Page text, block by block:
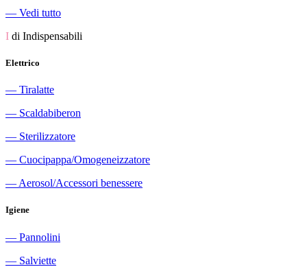
― Vedi tutto
I di Indispensabili
Elettrico
― Tiralatte
― Scaldabiberon
― Sterilizzatore
― Cuocipappa/Omogeneizzatore
― Aerosol/Accessori benessere
Igiene
― Pannolini
― Salviette